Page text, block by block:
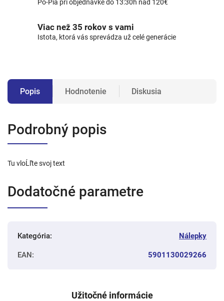
Po-Pia pri objednávke do 13:30h nad 120€
Viac než 35 rokov s vami
Istota, ktorá vás sprevádza už celé generácie
Popis Hodnotenie Diskusia
Podrobný popis
Tu vloĹľte svoj text
Dodatočné parametre
Kategória: Nálepky
EAN: 5901130029266
Užitočné informácie